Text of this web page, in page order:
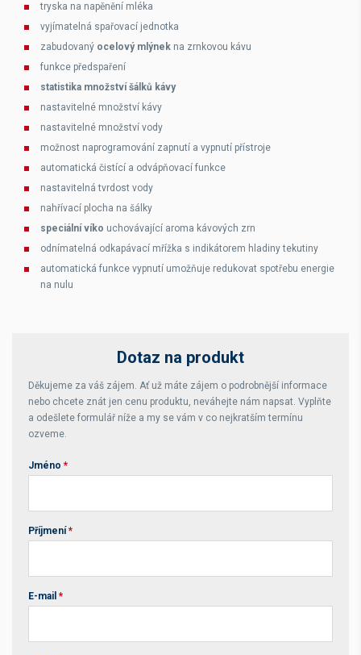
tryska na napěnění mléka
vyjímatelná spařovací jednotka
zabudovaný ocelový mlýnek na zrnkovou kávu
funkce předspaření
statistika množství šálků kávy
nastavitelné množství kávy
nastavitelné množství vody
možnost naprogramování zapnutí a vypnutí přístroje
automatická čistící a odvápňovací funkce
nastavitelná tvrdost vody
nahřívací plocha na šálky
speciální víko uchovávající aroma kávových zrn
odnímatelná odkapávací mřížka s indikátorem hladiny tekutiny
automatická funkce vypnutí umožňuje redukovat spotřebu energie
na nulu
Dotaz na produkt
Děkujeme za váš zájem. Ať už máte zájem o podrobnější informace
nebo chcete znát jen cenu produktu, neváhejte nám napsat. Vyplňte
a odešlete formulář níže a my se vám v co nejkratším termínu
ozveme.
Jméno *
Příjmení *
E-mail *